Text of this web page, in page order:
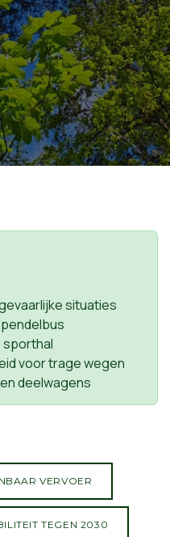
situaties
sporthal
voor trage wegen
deelwagens
VERVOER
TEGEN 2030